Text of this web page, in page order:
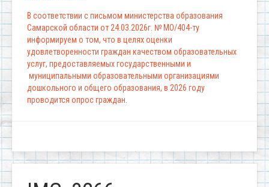
В соответствии с письмом министерства образования
Самарской области от 24.03.2026г. № МО/404-ту
информируем о том, что в целях оценки
удовлетворенности граждан качеством образовательных
услуг, предоставляемых государственными и
муниципальными образовательными организациями
дошкольного и общего образования, в 2026 году
проводится опрос граждан.